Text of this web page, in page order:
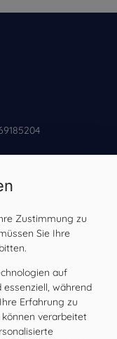
Uhr
Zustimmung zu
Sie Ihre
auf
während
Erfahrung zu
verarbeitet